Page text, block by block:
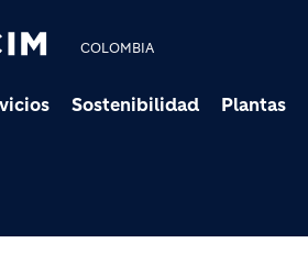
COLOMBIA
Sostenibilidad Plantas